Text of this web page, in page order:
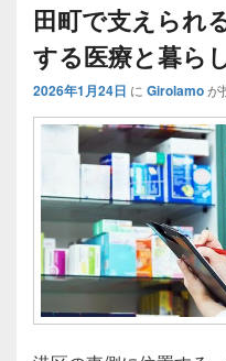
田町で支えられ
する医療と暮ら
2026年1月24日 に Girolamoが